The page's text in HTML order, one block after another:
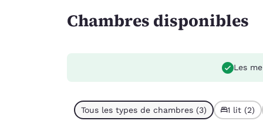
Chambres disponibles
Les
Tous les types de chambres (3) 1 lit (2)